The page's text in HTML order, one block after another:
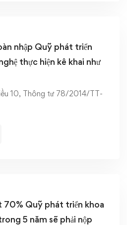
nhập Quỹ phát triển
thực hiện kê khai như
10, Thông tư 78/2014/TT-
70% Quỹ phát triển khoa
5 năm sẽ phải nộp